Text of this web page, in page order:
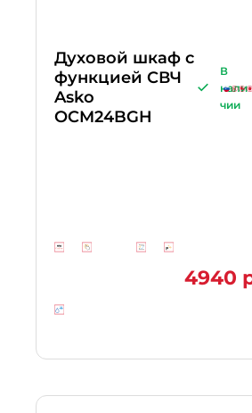
Духовой шкаф с
функцией СВЧ
Asko
OCM24BGH
В
нали
чии
4940